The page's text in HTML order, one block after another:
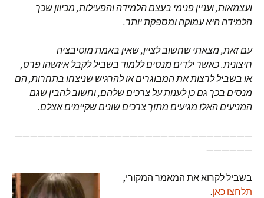
ועצמאות,ועניין פנימי בעצם הלמידה והפעילות, מכיוון שכך
הלמידה היא עמוקה ומספקת יותר.
עם זאת, מצאתי שחשוב לציין,שאין באמת מוטיבציה
חיצונית.כאשר ילדים מנסים ללמוד בשביל לקבל איזשהו פרס,
או בשביל לרצות את המבוגרים או להרגיש שניצחו בתחרות,הם
מנסים בכך גם כן לענות על צרכים שלהם,וחשוב להבין שגם
המניעים האלו מגיעים מתוך צרכים שונים שקיימים אצלם.
———————————————————————————————
——————
בשביל לקרוא את המאמר המקורי,
תלחצו כאן.